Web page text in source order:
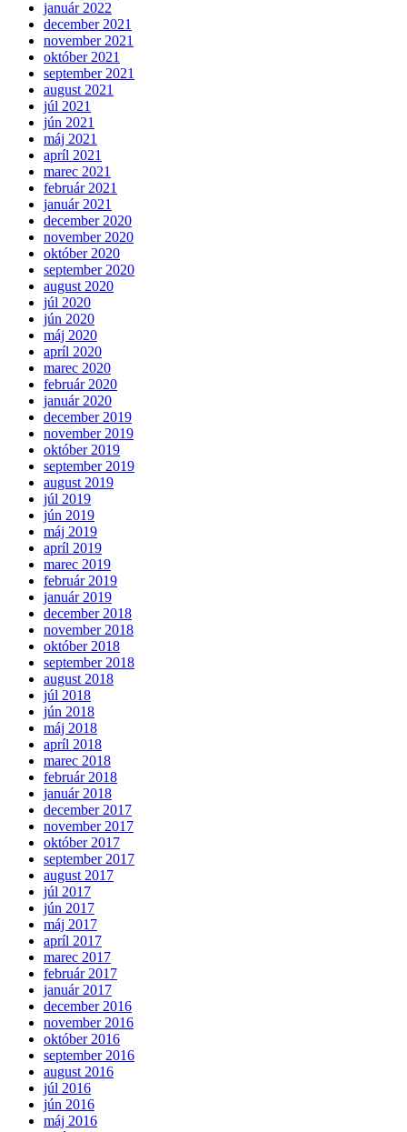
január 2022
december 2021
november 2021
október 2021
september 2021
august 2021
júl 2021
jún 2021
máj 2021
apríl 2021
marec 2021
február 2021
január 2021
december 2020
november 2020
október 2020
september 2020
august 2020
júl 2020
jún 2020
máj 2020
apríl 2020
marec 2020
február 2020
január 2020
december 2019
november 2019
október 2019
september 2019
august 2019
júl 2019
jún 2019
máj 2019
apríl 2019
marec 2019
február 2019
január 2019
december 2018
november 2018
október 2018
september 2018
august 2018
júl 2018
jún 2018
máj 2018
apríl 2018
marec 2018
február 2018
január 2018
december 2017
november 2017
október 2017
september 2017
august 2017
júl 2017
jún 2017
máj 2017
apríl 2017
marec 2017
február 2017
január 2017
december 2016
november 2016
október 2016
september 2016
august 2016
júl 2016
jún 2016
máj 2016